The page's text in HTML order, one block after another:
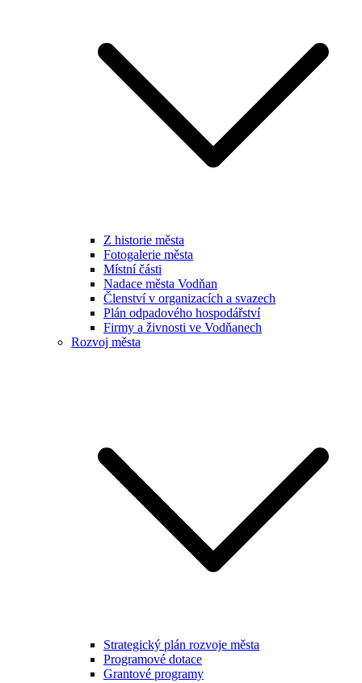
Z historie města
Fotogalerie města
Místní části
Nadace města Vodňan
Členství v organizacích a svazech
Plán odpadového hospodářství
Firmy a živnosti ve Vodňanech
Rozvoj města
Strategický plán rozvoje města
Programové dotace
Grantové programy